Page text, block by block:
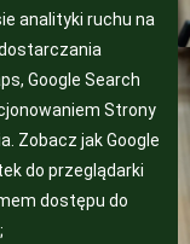
analityki ruchu na
Google Search
Strony
Zobacz jak Google
do przeglądarki
dostępu do